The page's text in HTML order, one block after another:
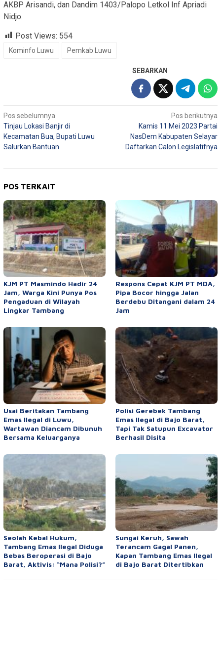
AKBP Arisandi, dan Dandim 1403/Palopo Letkol Inf Apriadi
Nidjo.
Post Views: 554
Kominfo Luwu Pemkab Luwu
SEBARKAN
Navigasi
pos
Pos sebelumnya
Tinjau Lokasi Banjir di
Kecamatan Bua, Bupati Luwu
Salurkan Bantuan
Pos berikutnya
Kamis 11 Mei 2023 Partai
NasDem Kabupaten Selayar
Daftarkan Calon Legislatifnya
POS TERKAIT
KJM PT Masmindo Hadir 24
Jam, Warga Kini Punya Pos
Pengaduan di Wilayah
Lingkar Tambang
Respons Cepat KJM PT MDA,
Pipa Bocor hingga Jalan
Berdebu Ditangani dalam 24
Jam
Usai Beritakan Tambang
Emas Ilegal di Luwu,
Wartawan Diancam Dibunuh
Bersama Keluarganya
Polisi Gerebek Tambang
Emas Ilegal di Bajo Barat,
Tapi Tak Satupun Excavator
Berhasil Disita
Seolah Kebal Hukum,
Tambang Emas Ilegal Diduga
Bebas Beroperasi di Bajo
Barat, Aktivis: “Mana Polisi?”
Sungai Keruh, Sawah
Terancam Gagal Panen,
Kapan Tambang Emas Ilegal
di Bajo Barat Ditertibkan